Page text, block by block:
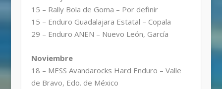
15 – Rally Bola de Goma – Por definir
15 – Enduro Guadalajara Estatal – Copala
29 – Enduro ANEN – Nuevo León, García
Noviembre
18 – MESS Avandarocks Hard Enduro – Valle
de Bravo, Edo. de México